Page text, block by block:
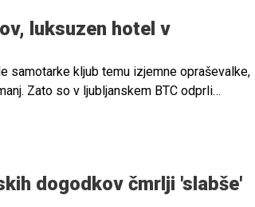
vsaj polovico opraševanja.
luksuzen hotel v
samotarke kljub temu izjemne opraševalke,
Zato so v ljubljanskem BTC odprli
dogodkov čmrlji 'slabše'